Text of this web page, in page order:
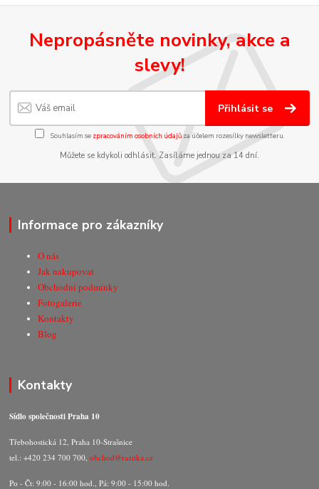
Nepropásněte novinky, akce a
slevy!
Přihlásit se
Souhlasím se zpracováním osobních údajůza účelem rozesílky newsletteru.
Můžete se kdykoli odhlásit. Zasíláme jednou za 14 dní.
Informace pro zákazníky
O nás
Jak nakupovat
Obchodní podmínky
Fotogalerie
Kontakty
Blog
Kontakty
Sídlo společnosti Praha 10
Třebohostická 12, Praha 10-Strašnice
tel.: +420 234 700 700,obchod@razitka.cz
Po - Čt: 9:00 - 16:00 hod., Pá: 9:00 - 15:00 hod.